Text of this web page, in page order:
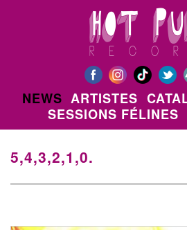
NEWS ARTISTES
SESSIONS FÉLINES
5,4,3,2,1,0.